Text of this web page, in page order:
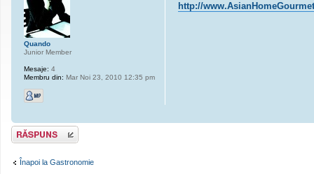
http://
Quando
Junior Member
Mesaje: 4
Membru din: Mar Noi 23, 2010 12:35 pm
Scrie un răspuns
Înapoi la Gastronomie